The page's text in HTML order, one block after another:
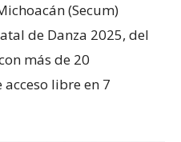
(Secum)
de Danza 2025, del
más de 20
libre en 7